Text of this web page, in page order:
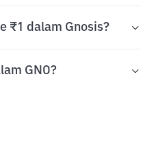
₹1 dalam Gnosis?
GNO?